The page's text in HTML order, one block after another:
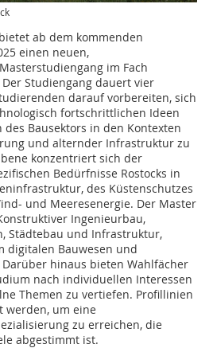
ab dem kommenden
einen neuen,
im Fach
Studiengang dauert vier
darauf vorbereiten, sich
fortschrittlichen Ideen
Bausektors in den Kontexten
und alternder Infrastruktur zu
konzentriert sich der
Bedürfnisse Rostocks in
des Küstenschutzes
und Meeresenergie. Der Master
Ingenieurbau,
Städtebau und Infrastruktur,
digitalen Bauwesen und
hinaus bieten Wahlfächer
nach individuellen Interessen
Themen zu vertiefen. Profillinien
werden, um eine
zu erreichen, die
abgestimmt ist.